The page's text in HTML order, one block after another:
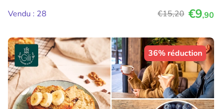
Vendu : 28
€15,20 €9,90
36% réduction